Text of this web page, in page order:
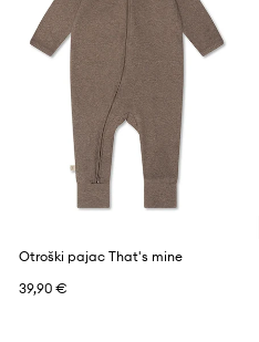
Otroški pajac That's mine
39,90 €